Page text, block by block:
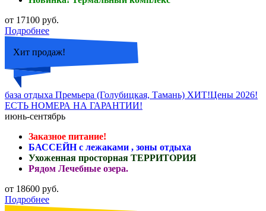
от 17100 руб.
Подробнее
Хит продаж!
база отдыха Премьера (Голубицкая, Тамань) ХИТ!Цены 2026!
ЕСТЬ НОМЕРА НА ГАРАНТИИ!
июнь-сентябрь
Заказное питание!
БАССЕЙН с лежаками , зоны отдыха
Ухоженная просторная ТЕРРИТОРИЯ
Рядом Лечебные озера.
от 18600 руб.
Подробнее